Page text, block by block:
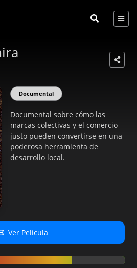
Documental
Documental sobre cómo las
marcas colectivas y el comercio
justo pueden convertirse en una
poderosa herramienta de
desarrollo local.
Ver Película